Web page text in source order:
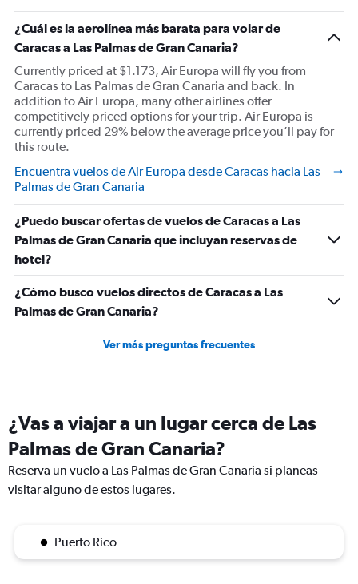
¿Cuál es la aerolínea más barata para volar de
Caracas a Las Palmas de Gran Canaria?
Currently priced at $1.173, Air Europa will fly you from
Caracas to Las Palmas de Gran Canaria and back. In
addition to Air Europa, many other airlines offer
competitively priced options for your trip. Air Europa is
currently priced 29% below the average price you’ll pay for
this route.
Encuentra vuelos de Air Europa desde Caracas hacia Las
Palmas de Gran Canaria
¿Puedo buscar ofertas de vuelos de Caracas a Las
Palmas de Gran Canaria que incluyan reservas de
hotel?
¿Cómo busco vuelos directos de Caracas a Las
Palmas de Gran Canaria?
Ver más preguntas frecuentes
¿Vas a viajar a un lugar cerca de Las
Palmas de Gran Canaria?
Reserva un vuelo a Las Palmas de Gran Canaria si planeas
visitar alguno de estos lugares.
Puerto Rico